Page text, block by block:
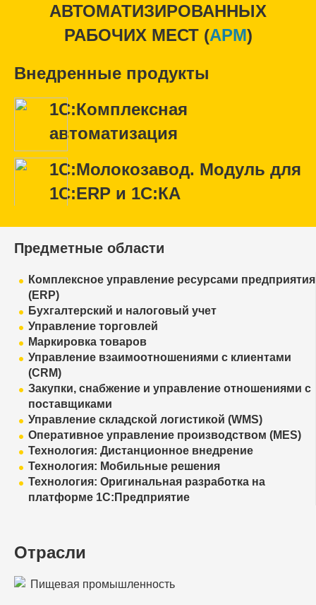
АВТОМАТИЗИРОВАННЫХ
РАБОЧИХ МЕСТ (APM)
Внедренные продукты
1С:Комплексная
автоматизация
1С:Молокозавод. Модуль для
1С:ERP и 1С:КА
Предметные области
Комплексное управление ресурсами предприятия
(ERP)
Бухгалтерский и налоговый учет
Управление торговлей
Маркировка товаров
Управление взаимоотношениями с клиентами
(CRM)
Закупки, снабжение и управление отношениями с
поставщиками
Управление складской логистикой (WMS)
Оперативное управление производством (MES)
Технология: Дистанционное внедрение
Технология: Мобильные решения
Технология: Оригинальная разработка на
платформе 1С:Предприятие
Отрасли
Пищевая промышленность